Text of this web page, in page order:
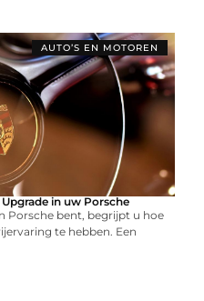
AUTO’S EN MOTOREN
in uw Porsche
Porsche bent, begrijpt u hoe
te hebben. Een